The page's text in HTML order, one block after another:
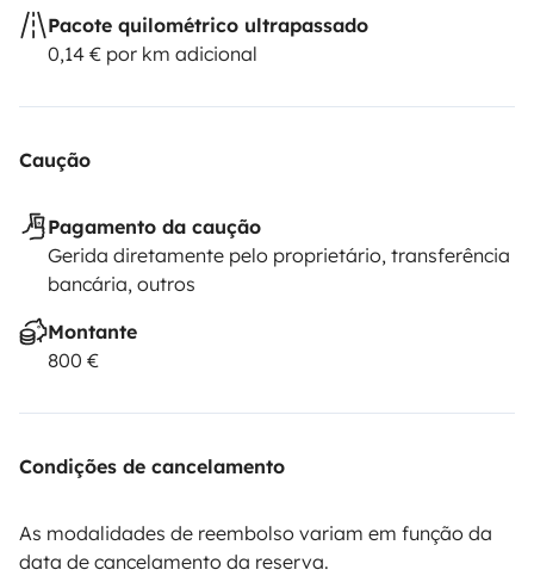
Pacote quilométrico ultrapassado
0,14 € por km adicional
Caução
Pagamento da caução
Gerida diretamente pelo proprietário, transferência
bancária, outros
Montante
800 €
Condições de cancelamento
As modalidades de reembolso variam em função da
data de cancelamento da reserva.